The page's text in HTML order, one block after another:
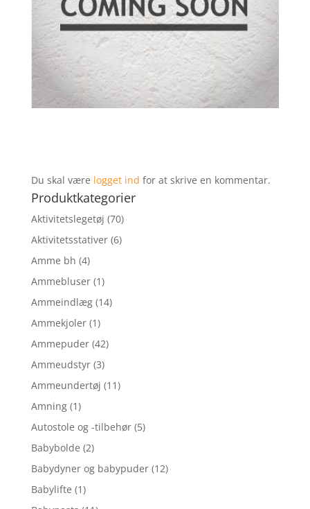
Du skal være logget ind for at skrive en kommentar.
Produktkategorier
Aktivitetslegetøj (70)
Aktivitetsstativer (6)
Amme bh (4)
Ammebluser (1)
Ammeindlæg (14)
Ammekjoler (1)
Ammepuder (42)
Ammeudstyr (3)
Ammeundertøj (11)
Amning (1)
Autostole og -tilbehør (5)
Babybolde (2)
Babydyner og babypuder (12)
Babylifte (1)